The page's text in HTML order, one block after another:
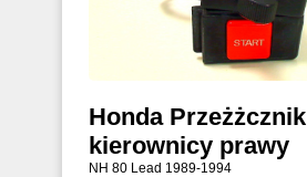
Honda Przeżżcznik
kierownicy prawy
NH 80 Lead 1989-1994